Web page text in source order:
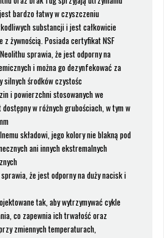
bardzo łatwy w czyszczeniu
substancji i jest całkowicie
z żywnością. Posiada certyfikat NSF
sprawia, że jest odporny na
i można go dezynfekować za
silnych środków czystośc
i powierzchni stosowanych we
w różnych grubościach, w tym w
składowi, jego kolory nie blakną pod
ani innych ekstremalnych
sprawia, że jest odporny na duży nacisk i
tak, aby wytrzymywać cykle
co zapewnia ich trwałość oraz
zmiennych temperaturach,